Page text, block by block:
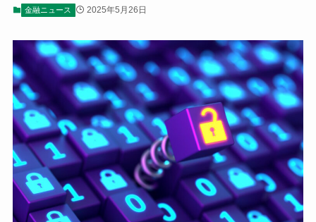
金融ニュース 2025年5月26日